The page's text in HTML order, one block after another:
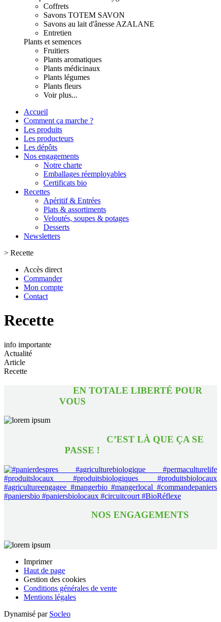
Coffrets
Savons TOTEM SAVON
Savons au lait d'ânesse AZALANE
Entretien
Plants et semences
Fruitiers
Plants aromatiques
Plants médicinaux
Plants légumes
Plants fleurs
Voir plus...
Accueil
Comment ça marche ?
Les produits
Les producteurs
Les dépôts
Nos engagements
Notre charte
Emballages réemployables
Certificats bio
Recettes
Apéritif & Entrées
Plats & assortiments
Veloutés, soupes & potages
Desserts
Newsletters
> Recette
Accès direct
Commander
Mon compte
Contact
Recette
info importante
Actualité
Article
Recette
EN TOTALE LIBERTÉ POUR
VOUS
C’EST LÀ QUE ÇA SE
PASSE !
NOS ENGAGEMENTS
Imprimer
Haut de page
Gestion des cookies
Conditions générales de vente
Mentions légales
Dynamisé par Socleo